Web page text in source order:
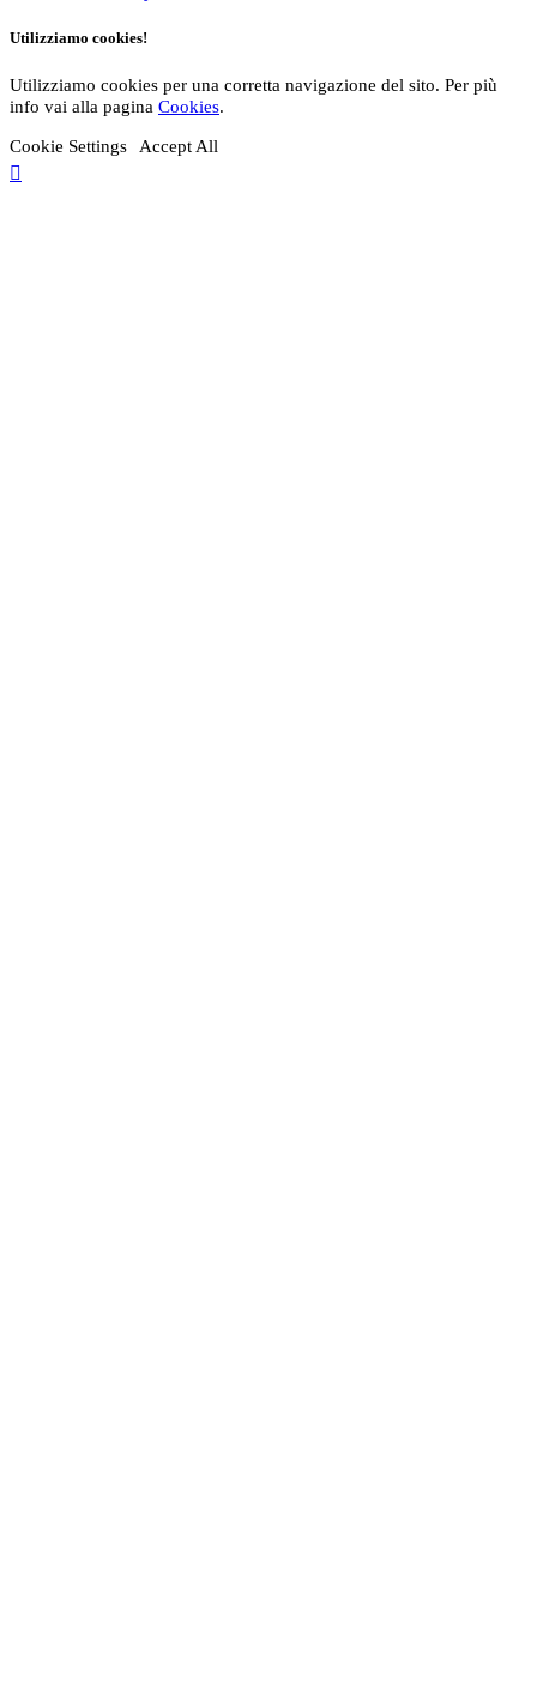
Utilizziamo cookies!
Utilizziamo cookies per una corretta navigazione del sito. Per più
info vai alla pagina Cookies.
Cookie Settings Accept All